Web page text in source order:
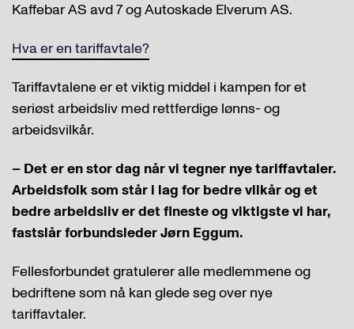
Kaffebar AS avd 7 og Autoskade Elverum AS.
Hva er en tariffavtale?
Tariffavtalene er et viktig middel i kampen for et
seriøst arbeidsliv med rettferdige lønns- og
arbeidsvilkår.
– Det er en stor dag når vi tegner nye tariffavtaler.
Arbeidsfolk som står i lag for bedre vilkår og et
bedre arbeidsliv er det fineste og viktigste vi har,
fastslår forbundsleder Jørn Eggum.
Fellesforbundet gratulerer alle medlemmene og
bedriftene som nå kan glede seg over nye
tariffavtaler.